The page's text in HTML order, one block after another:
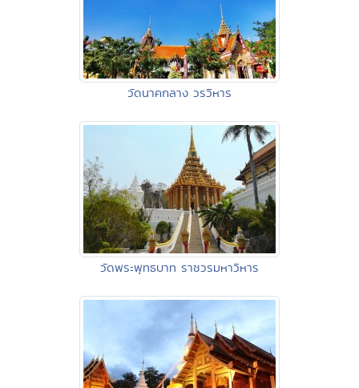
วัดนาคกลาง วรวิหาร
วัดพระพุทธบาท ราชวรมหาวิหาร